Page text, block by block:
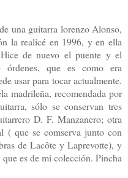
una guitarra lorenzo Alonso,
la realicé en 1996, y en ella
de nuevo el puente y el
que es como era
usar para tocar actualmente.
madrileña, recomendada por
sólo se conservan tres
D. F. Manzanero; otra
( que se comserva junto con
de Lacôte y Laprevotte), y
es de mi colección. Pincha